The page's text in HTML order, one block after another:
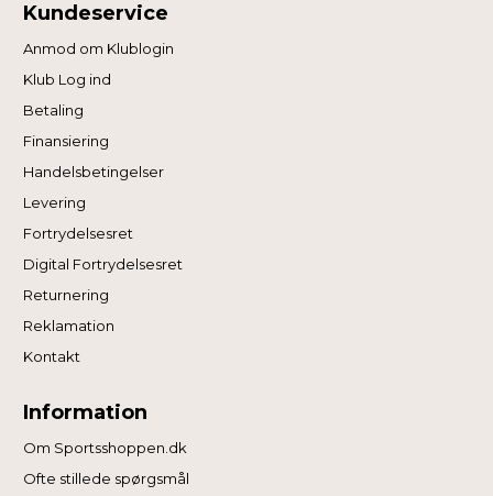
Kundeservice
Anmod om Klublogin
Klub Log ind
Betaling
Finansiering
Handelsbetingelser
Levering
Fortrydelsesret
Digital Fortrydelsesret
Returnering
Reklamation
Kontakt
Information
Om Sportsshoppen.dk
Ofte stillede spørgsmål